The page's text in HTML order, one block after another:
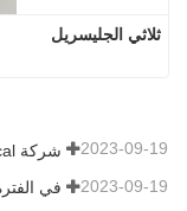
ثلاثي الجليسريل
2023-09-19
2023-09-19